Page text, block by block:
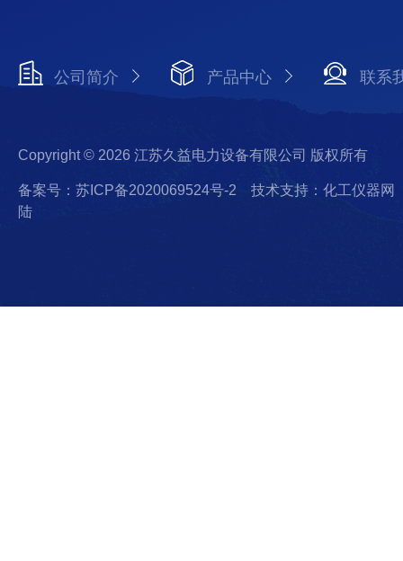
公司简介 产品中心 联系
Copyright © 2026 江苏久益电力设备有限公司 版权所有
备案号：苏ICP备2020069524号-2
技术支持：化工仪器网
陆